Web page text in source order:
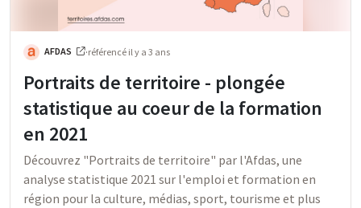
AFDAS ·référencé il y a 3 ans
Portraits de territoire - plongée
statistique au coeur de la formation
en 2021
Découvrez "Portraits de territoire" par l'Afdas, une
analyse statistique 2021 sur l'emploi et formation en
région pour la culture, médias, sport, tourisme et plus